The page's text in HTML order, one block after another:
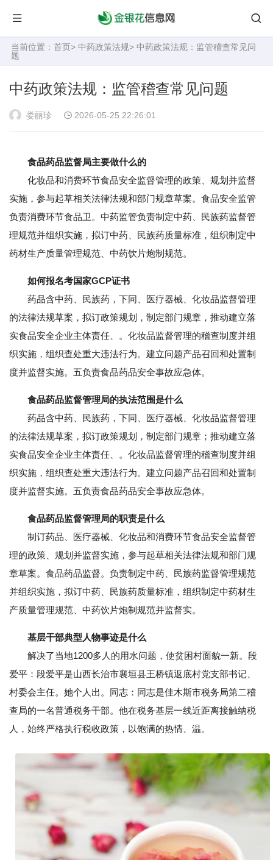
当前位置： 首页> 中药政策法规> 中药政策法规：监管稽查常见问
题
中药政策法规：监管稽查常见问题
娄丽珍 2026-05-25 22:26:01
食品药品监督局主要做什么的
化妆品和消费环节食品安全监督管理的政策、规划并监督
实施，参与起草相关法律法规和部门规章草案。食品安全监管
负责消费环节食品卫。中药监管负责制定中药、民族药监督管
理规范并组织实施，拟订中药、民族药质量标准，组织制定中
药材生产质量管理规范、中药饮片炮制规范。
如何报名考国家GCP证书
药品含中药、民族药，下同、医疗器械、化妆品监督管理
的法律法规草案，拟订政策规划，制定部门规章，推动建立落
实食品安全企业主体责任、。化妆品监督管理的稽查制度并组
织实施，组织查处重大违法行为。建立问题产品召回和处置制
度并监督实施。五负责食品药品安全事故应急体。
食品药品监督管理局的执法范围是什么
药品含中药、民族药，下同、医疗器械、化妆品监督管理
的法律法规草案，拟订政策规划，制定部门规章；推动建立落
实食品安全企业主体责任、。化妆品监督管理的稽查制度并组
织实施，组织查处重大违法行为。建立问题产品召回和处置制
度并监督实施。五负责食品药品安全事故应急体。
食品药品监督管理局的职责是什么
制订药品、医疗器械、化妆品和消费环节食品安全监督管
理的政策、规划并监督实施，参与起草相关法律法规和部门规
章草案。食品药品监督。负责制定中药、民族药监督管理规范
并组织实施，拟订中药、民族药质量标准，组织制定中药材生
产质量管理规范、中药饮片炮制规范并监督实。
基层干部典型人物事迹是什么
解决了当地1200多人的用水问题，使贫困村面貌一新。段
爱平：段爱平是山西长治市襄垣县王桥镇返底村党支部书记、
村委会主任。她个人出。同志：同志是佳木斯市税务局第二稽
查局的一名普通税务干部。他在税务基层一线近距离接触纳税
人，始终严格执行税收政策，以饱满的热情、温。